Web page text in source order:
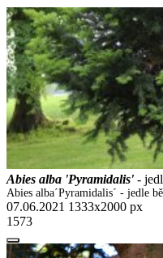
Abies alba 'Pyramidalis' -
Abies alba´Pyramidalis´ - jedle
07.06.2021 1333x2000 px
1573